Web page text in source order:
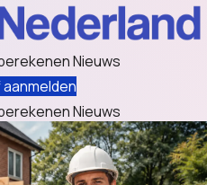
Nieuws
Nieuws